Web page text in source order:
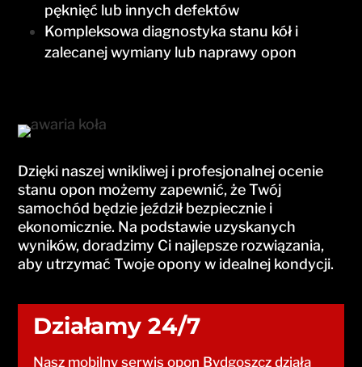
pęknięć lub innych defektów
Kompleksowa diagnostyka stanu kół i
zalecanej wymiany lub naprawy opon
Dzięki naszej wnikliwej i profesjonalnej ocenie
stanu opon możemy zapewnić, że Twój
samochód będzie jeździł bezpiecznie i
ekonomicznie. Na podstawie uzyskanych
wyników, doradzimy Ci najlepsze rozwiązania,
aby utrzymać Twoje opony w idealnej kondycji.
Działamy 24/7
Nasz mobilny serwis opon Bydgoszcz działa